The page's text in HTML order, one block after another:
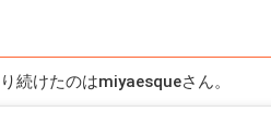
続けたのはmiyaesqueさん。